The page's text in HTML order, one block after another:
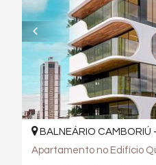
BALNEÁRIO CAMBORIÚ -
Apartamento no Edifício